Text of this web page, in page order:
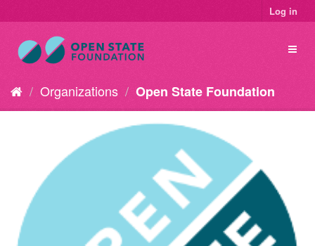
Log in
Organizations Open State Foundation